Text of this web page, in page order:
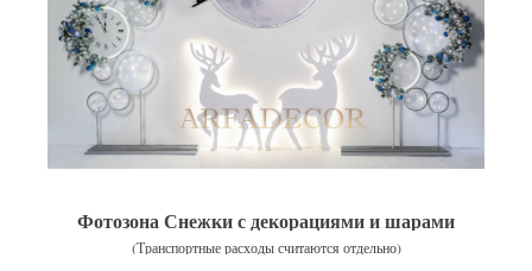
Фотозона Снежки с декорациями и шарами
(Транспортные расходы считаются отдельно)